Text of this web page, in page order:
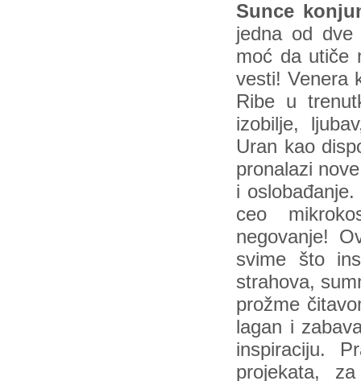
Sunce
jedna od dve
moć da utiče
vesti! Venera
Ribe u
izobilje,
Uran kao
pronalazi
i
ceo
negovanje!
svime što
strahova,
prožme
lagan i
inspiraciju.
projekata,